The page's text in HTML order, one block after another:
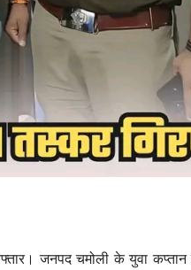
जनपद चमोली के युवा कप्तान